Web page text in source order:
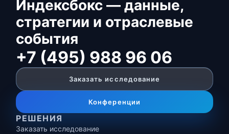
Индексбокс — данные,
стратегии и отраслевые
события
+7 (495) 988 96 06
Заказать исследование
Конференции
РЕШЕНИЯ
Заказать исследование